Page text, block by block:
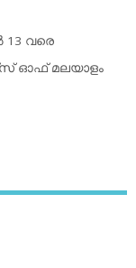
വരെ
ഓഫ് മലയാളം